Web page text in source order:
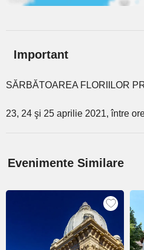
Important
SĂRBĂTOAREA FLORIILOR
23, 24 şi 25 aprilie 2021, între
Evenimente Similare